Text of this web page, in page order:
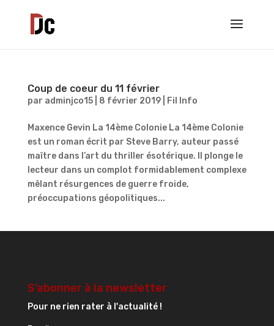
Coup de coeur du 11 février
par adminjco15| 8 février 2019| Fil Info
Maxence Gevin La 14ème Colonie La 14ème Colonie
est un roman écrit par Steve Barry, auteur passé
maître dans l’art du thriller ésotérique. Il plonge le
lecteur dans un complot formidablement complexe
mêlant résurgences de guerre froide,
préoccupations géopolitiques...
S’abonner à la newsletter
Pour ne rien rater à l'actualité !